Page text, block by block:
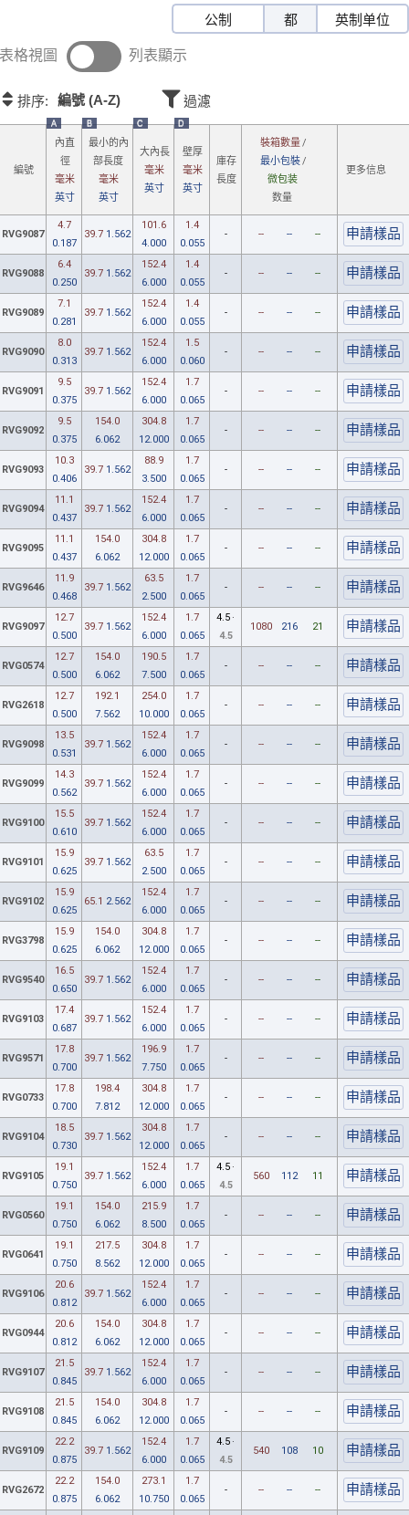
公制 都 英制单位
表格視圖 列表顯示
排序: 編號 (A-Z) 過濾
編號
A
內直
徑
毫米
英寸
B
最小的內
部長度
毫米
英寸
C
大內長
毫米
英寸
D
壁厚
毫米
英寸
庫存
長度
裝箱數量/
最小包裝/
微包装
数量
更多信息
RVG9087
4.7
0.187
39.7 1.562
101.6
4.000
1.4
0.055
- -- -- --
RVG9088
6.4
0.250
39.7 1.562
152.4
6.000
1.4
0.055
- -- -- --
RVG9089
7.1
0.281
39.7 1.562
152.4
6.000
1.4
0.055
- -- -- --
RVG9090
8.0
0.313
39.7 1.562
152.4
6.000
1.5
0.060
- -- -- --
RVG9091
9.5
0.375
39.7 1.562
152.4
6.000
1.7
0.065
- -- -- --
RVG9092
9.5
0.375
154.0
6.062
304.8
12.000
1.7
0.065
- -- -- --
RVG9093
10.3
0.406
39.7 1.562
88.9
3.500
1.7
0.065
- -- -- --
RVG9094
11.1
0.437
39.7 1.562
152.4
6.000
1.7
0.065
- -- -- --
RVG9095
11.1
0.437
154.0
6.062
304.8
12.000
1.7
0.065
- -- -- --
RVG9646
11.9
0.468
39.7 1.562
63.5
2.500
1.7
0.065
- -- -- --
RVG9097
12.7
0.500
39.7 1.562
152.4
6.000
1.7
0.065
4.5 ·
4.5
1080 216 21
RVG0574
12.7
0.500
154.0
6.062
190.5
7.500
1.7
0.065
- -- -- --
RVG2618
12.7
0.500
192.1
7.562
254.0
10.000
1.7
0.065
- -- -- --
RVG9098
13.5
0.531
39.7 1.562
152.4
6.000
1.7
0.065
- -- -- --
RVG9099
14.3
0.562
39.7 1.562
152.4
6.000
1.7
0.065
- -- -- --
RVG9100
15.5
0.610
39.7 1.562
152.4
6.000
1.7
0.065
- -- -- --
RVG9101
15.9
0.625
39.7 1.562
63.5
2.500
1.7
0.065
- -- -- --
RVG9102
15.9
0.625
65.1 2.562
152.4
6.000
1.7
0.065
- -- -- --
RVG3798
15.9
0.625
154.0
6.062
304.8
12.000
1.7
0.065
- -- -- --
RVG9540
16.5
0.650
39.7 1.562
152.4
6.000
1.7
0.065
- -- -- --
RVG9103
17.4
0.687
39.7 1.562
152.4
6.000
1.7
0.065
- -- -- --
RVG9571
17.8
0.700
39.7 1.562
196.9
7.750
1.7
0.065
- -- -- --
RVG0733
17.8
0.700
198.4
7.812
304.8
12.000
1.7
0.065
- -- -- --
RVG9104
18.5
0.730
39.7 1.562
304.8
12.000
1.7
0.065
- -- -- --
RVG9105
19.1
0.750
39.7 1.562
152.4
6.000
1.7
0.065
4.5 ·
4.5
560 112 11
RVG0560
19.1
0.750
154.0
6.062
215.9
8.500
1.7
0.065
- -- -- --
RVG0641
19.1
0.750
217.5
8.562
304.8
12.000
1.7
0.065
- -- -- --
RVG9106
20.6
0.812
39.7 1.562
152.4
6.000
1.7
0.065
- -- -- --
RVG0944
20.6
0.812
154.0
6.062
304.8
12.000
1.7
0.065
- -- -- --
RVG9107
21.5
0.845
39.7 1.562
152.4
6.000
1.7
0.065
- -- -- --
RVG9108
21.5
0.845
154.0
6.062
304.8
12.000
1.7
0.065
- -- -- --
RVG9109
22.2
0.875
39.7 1.562
152.4
6.000
1.7
0.065
4.5 ·
4.5
540 108 10
RVG2672
22.2
0.875
154.0
6.062
273.1
10.750
1.7
0.065
- -- -- --